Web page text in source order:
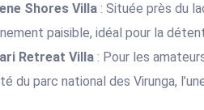
Shores Villa : Située près du
paisible, idéal pour la
Retreat Villa : Pour les
du parc national des Virunga,